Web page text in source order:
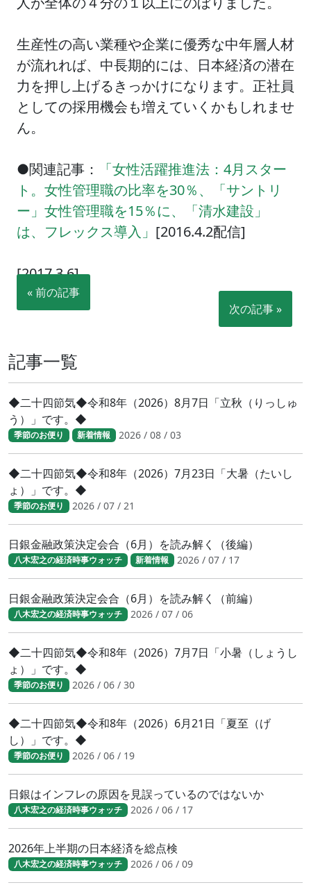
生産性の高い業種や企業に優秀な中年層人材
が流れれば、中長期的には、日本経済の潜在
力を押し上げるきっかけになります。正社員
としての採用機会も増えていくかもしれませ
ん。
●関連記事：
「女性活躍推進法：4月スター
ト。女性管理職の比率を30％、「サントリ
ー」女性管理職を15％に、「清水建設」
は、フレックス導入」 [2016.4.2配信]
[2017.3.6]
« 前の記事
次の記事 »
記事一覧
◆二十四節気◆令和8年（2026）8月7日「立秋（りっしゅ
う）」です。◆
季節のお便り 新着情報 2026 / 08 / 03
◆二十四節気◆令和8年（2026）7月23日「大暑（たいし
ょ）」です。◆
季節のお便り 2026 / 07 / 21
日銀金融政策決定会合（6月）を読み解く（後編）
八木宏之の経済時事ウォッチ 新着情報 2026 / 07 / 17
日銀金融政策決定会合（6月）を読み解く（前編）
八木宏之の経済時事ウォッチ 2026 / 07 / 06
◆二十四節気◆令和8年（2026）7月7日「小暑（しょうし
ょ）」です。◆
季節のお便り 2026 / 06 / 30
◆二十四節気◆令和8年（2026）6月21日「夏至（げ
し）」です。◆
季節のお便り 2026 / 06 / 19
日銀はインフレの原因を見誤っているのではないか
八木宏之の経済時事ウォッチ 2026 / 06 / 17
2026年上半期の日本経済を総点検
八木宏之の経済時事ウォッチ 2026 / 06 / 09